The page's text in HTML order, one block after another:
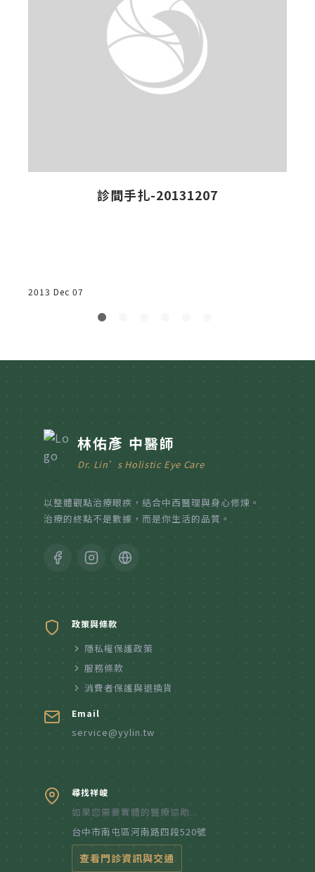
診間手扎-20131207
2013 Dec 07
林佑彥 中醫師
Dr. Lin’s Holistic Eye Care
以整體觀點治療眼疾，結合中西醫理與身心修煉。
治療的終點不是數據，而是你生活的品質。
政策與條款
隱私權保護政策
服務條款
消費者保護與退換貨
Email
service@yylin.tw
尋找祥峻
如果您需要實體的醫療協助...
台中市南屯區河南路四段520號
查看門診資訊與交通